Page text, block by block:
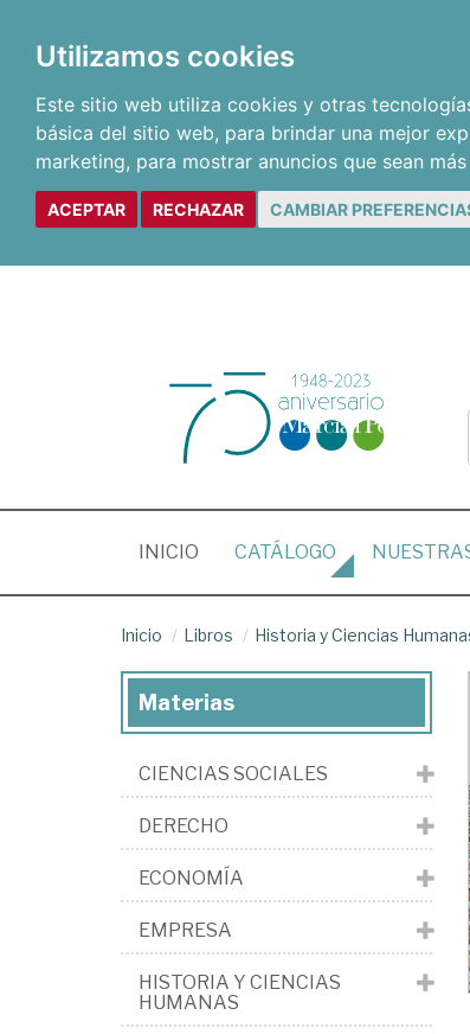
Utilizamos cookies
Este sitio web utiliza cookies y otras
básica del sitio web, para brindar una mejor
marketing, para mostrar anuncios que sean
ACEPTAR RECHAZAR CAMBIAR
INICIO (CURRENT)
CATÁLOGO
Inicio Libros Historia y Ciencias
Materias
CIENCIAS SOCIALES
DERECHO
ECONOMÍA
EMPRESA
HISTORIA Y CIENCIAS
HUMANAS